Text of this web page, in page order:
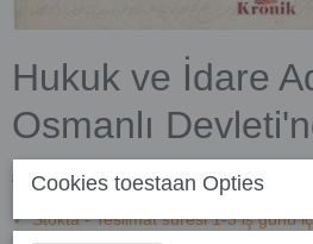
Hukuk ve İdare
Osmanlı
€ 13,00 € 9,10 (KDV dâhil 9%)
✓Stokta- Teslimat süresi 1-3 iş günü
Cookies toestaan Opties